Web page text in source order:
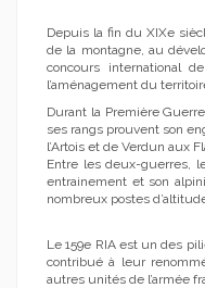
Depuis la fin du XIXe
de la montagne, au
concours international
l’aménagement du
Durant la Première
ses rangs prouvent son
l’Artois et de Verdun aux
Entre les deux-guerres,
entrainement et son
nombreux postes
Le 159e RIA est un des
contribué à leur
autres unités de l’armée